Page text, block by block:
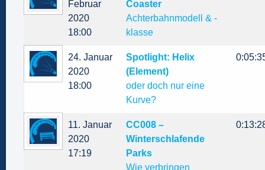
Februar
2020
18:00
Coaster
Achterbahnmodell & -
klasse
24. Januar
2020
18:00
Spotlight: Helix
(Element)
oder doch nur eine
Kurve?
11. Januar
2020
17:19
CC008 –
Winterschlafende
Parks
Wie verbringen